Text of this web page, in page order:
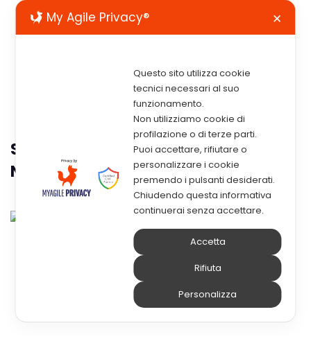
Storwize V7000: IBM Annuncia La
Next Generation
Stor
wize V7000
Next
My Agile Privacy® ✕
Questo sito utilizza cookie
tecnici necessari al suo
funzionamento.
Non utilizziamo cookie di
profilazione o di terze parti.
Puoi accettare, rifiutare o
personalizzare i cookie
premendo i pulsanti desiderati.
Chiudendo questa informativa
continuerai senza accettare.
Accetta
Rifiuta
Personalizza